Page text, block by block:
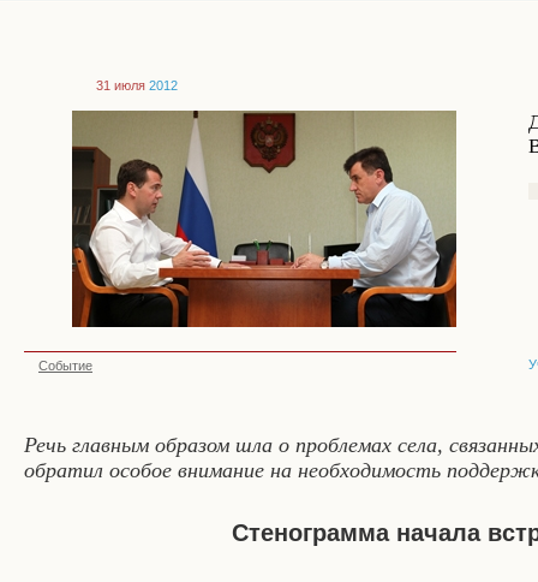
31 июля 2012
Событие
Речь главным образом шла о проблемах села,
обратил особое внимание на необходимость
Стенограмма начала